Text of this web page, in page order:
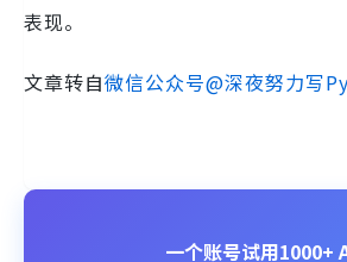
表现。
文章转自微信公众号@深夜努力写
一个账号试用1000+